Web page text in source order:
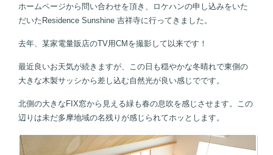
ホームページから問い合わせを頂き、ロケハンの申し込みをいた
だいたResidence Sunshine 吉祥寺に行ってきました。
去年、某家電量販店のTV用CMを撮影して以来です！
最近良いお天気が続きますが、この日も穏やかな冬晴れで東側の
大きな木製サッシから差し込む自然光が良い感じでです。
北側の大きなFIX窓から見える緑も春の息吹を感じさせます。この
辺りは未だ多摩地域の名残りが感じられてホッとします。